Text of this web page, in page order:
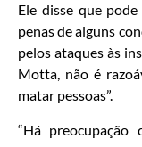
Ele disse que
penas de alguns
pelos ataques às
Motta, não é
matar pessoas”.
“Há preocupação